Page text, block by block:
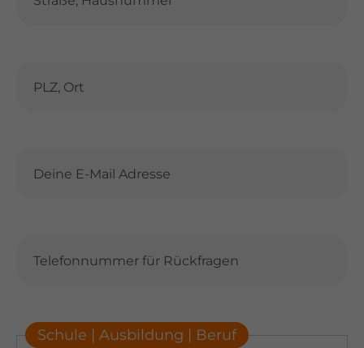
Schule | Ausbildung | Beruf